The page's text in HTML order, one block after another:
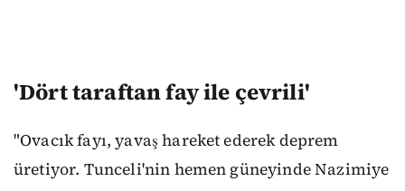
'Dört taraftan fay ile çevrili'
"Ovacık fayı, yavaş hareket ederek deprem
üretiyor. Tunceli'nin hemen güneyinde Nazimiye